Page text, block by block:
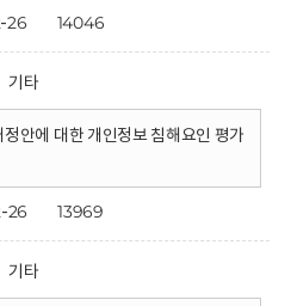
26 14046
기타
정안에 대한 개인정보 침해요인 평가
26 13969
기타